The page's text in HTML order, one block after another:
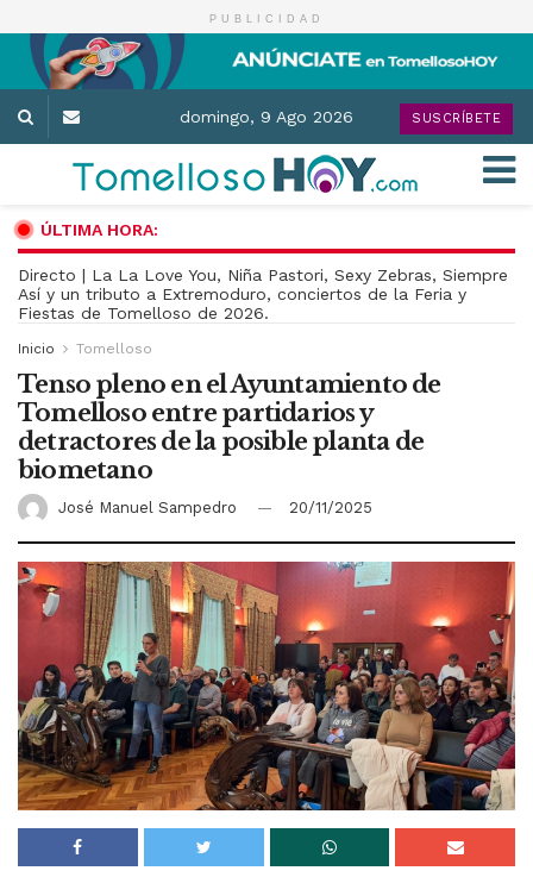
PUBLICIDAD
domingo, 9 Ago 2026 SUSCRÍBETE
ÚLTIMA HORA:
Directo | La La Love You, Niña Pastori, Sexy Zebras, Siempre
Así y un tributo a Extremoduro, conciertos de la Feria y
Fiestas de Tomelloso de 2026.
Inicio Tomelloso
Tenso pleno en el Ayuntamiento de
Tomelloso entre partidarios y
detractores de la posible planta de
biometano
José Manuel Sampedro 20/11/2025